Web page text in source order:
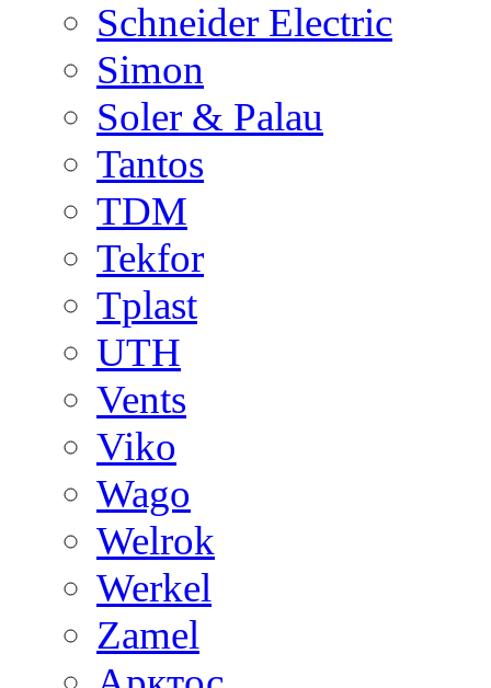
Schneider Electric
Simon
Soler & Palau
Tantos
TDM
Tekfor
Tplast
UTH
Vents
Viko
Wago
Welrok
Werkel
Zamel